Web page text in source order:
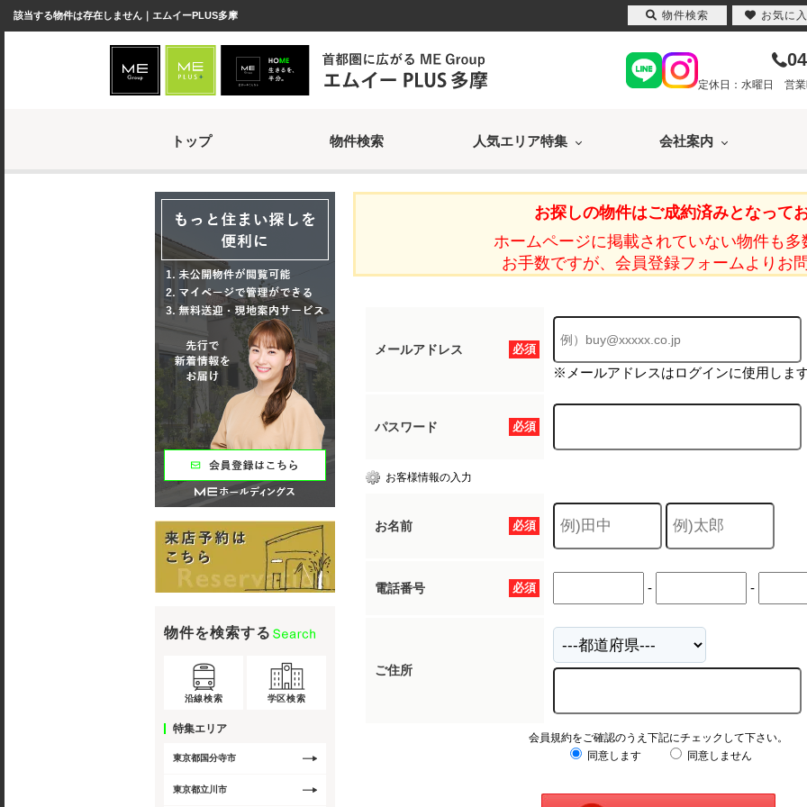
該当する物件は存在しません｜エムイーPLUS多摩
定休日：水曜日 営
トップ 物件検索 人気エリア特集 会社案内
お探しの物件はご成約済みとなってお
ホームページに掲載されていない物件も多
お手数ですが、会員登録フォームよりお
必須
メールアドレス
※メールアドレスはログインに使用します
必須
パスワード
お客様情報の入力
必須
お名前
必須
電話番号 - -
ご住所
会員規約をご確認のうえ下記にチェックして下さい。
同意します
同意しません
物件を検索する
沿線検索 学区検索
特集エリア
東京都国分寺市
東京都立川市
物件検索 お気に